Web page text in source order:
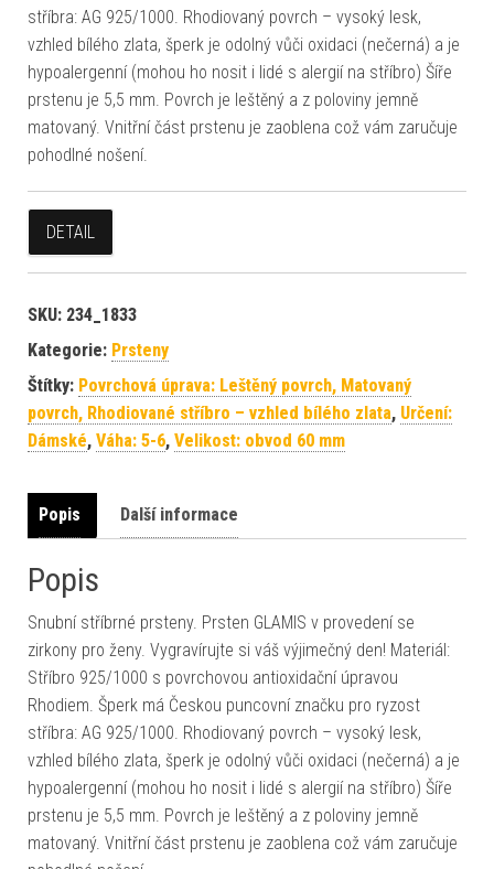
stříbra: AG 925/1000. Rhodiovaný povrch – vysoký lesk,
vzhled bílého zlata, šperk je odolný vůči oxidaci (nečerná) a je
hypoalergenní (mohou ho nosit i lidé s alergií na stříbro) Šíře
prstenu je 5,5 mm. Povrch je leštěný a z poloviny jemně
matovaný. Vnitřní část prstenu je zaoblena což vám zaručuje
pohodlné nošení.
DETAIL
SKU: 234_1833
Kategorie: Prsteny
Štítky: Povrchová úprava: Leštěný povrch, Matovaný
povrch, Rhodiované stříbro – vzhled bílého zlata, Určení:
Dámské, Váha: 5-6, Velikost: obvod 60 mm
Popis Další informace
Popis
Snubní stříbrné prsteny. Prsten GLAMIS v provedení se
zirkony pro ženy. Vygravírujte si váš výjimečný den! Materiál:
Stříbro 925/1000 s povrchovou antioxidační úpravou
Rhodiem. Šperk má Českou puncovní značku pro ryzost
stříbra: AG 925/1000. Rhodiovaný povrch – vysoký lesk,
vzhled bílého zlata, šperk je odolný vůči oxidaci (nečerná) a je
hypoalergenní (mohou ho nosit i lidé s alergií na stříbro) Šíře
prstenu je 5,5 mm. Povrch je leštěný a z poloviny jemně
matovaný. Vnitřní část prstenu je zaoblena což vám zaručuje